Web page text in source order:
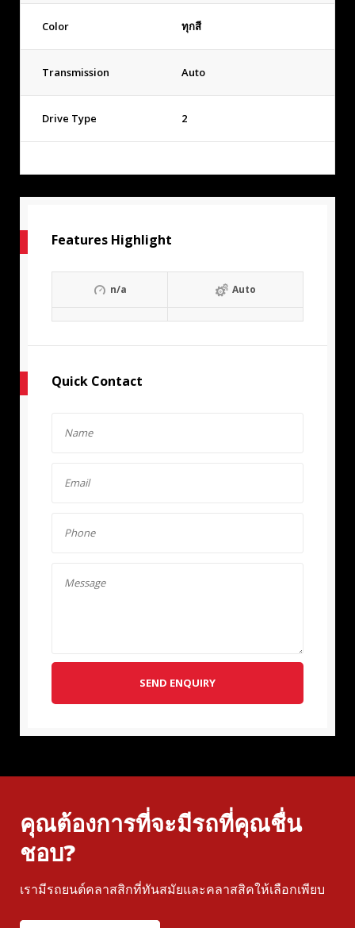
Color ทุกสี
Transmission Auto
Drive Type 2
Features Highlight
n/a Auto
Quick Contact
SEND ENQUIRY
คุณต้องการที่จะมีรถที่คุณชื่น
ชอบ?
เรามีรถยนต์คลาสสิกที่ทันสมัยและคลาสสิคให้เลือกเพียบ